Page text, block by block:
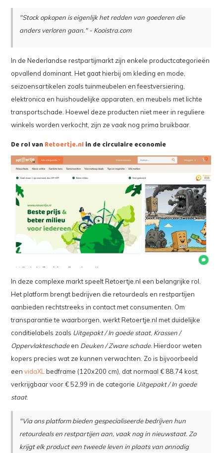
"Stock opkopen is eigenlijk het redden van goederen die
anders verloren gaan." - Kooistra.com
In de Nederlandse restpartijmarkt zijn enkele productcategorieën
opvallend dominant. Het gaat hierbij om kleding en mode,
seizoensartikelen zoals tuinmeubelen en feestversiering,
elektronica en huishoudelijke apparaten, en meubels met lichte
transportschade. Hoewel deze producten niet meer in reguliere
winkels worden verkocht, zijn ze vaak nog prima bruikbaar.
De rol van Retoertje.nl in de circulaire economie
In deze complexe markt speelt Retoertje.nl een belangrijke rol.
Het platform brengt bedrijven die retourdeals en restpartijen
aanbieden rechtstreeks in contact met consumenten. Om
transparantie te waarborgen, werkt Retoertje.nl met duidelijke
conditielabels zoals Uitgepakt / In goede staat, Krassen /
Oppervlakteschadeen Deuken / Zware schade. Hierdoor weten
kopers precies wat ze kunnen verwachten. Zo is bijvoorbeeld
eenvidaXLbedframe (120x200 cm), dat normaal € 88,74 kost,
verkrijgbaar voor € 52,99 in de categorie Uitgepakt / In goede
staat.
"Via ons platform bieden gespecialiseerde bedrijven hun
retourdeals en restpartijen aan, vaak nog in nieuwstaat. Zo
krijgt elk product een tweede leven in plaats van onnodig